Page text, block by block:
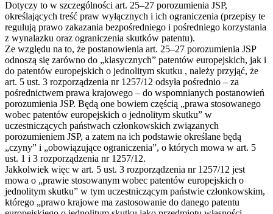
Dotyczy to w szczególności art. 25–27 porozumienia JSP,
określających treść praw wyłącznych i ich ograniczenia (przepisy te
regulują prawo zakazania bezpośredniego i pośredniego korzystania
z wynalazku oraz ograniczenia skutków patentu).
Ze względu na to, że postanowienia art. 25–27 porozumienia JSP
odnoszą się zarówno do „klasycznych” patentów europejskich, jak i
do patentów europejskich o jednolitym skutku , należy przyjąć, że
art. 5 ust. 3 rozporządzenia nr 1257/12 odsyła pośrednio – za
pośrednictwem prawa krajowego – do wspomnianych postanowień
porozumienia JSP. Będą one bowiem częścią „prawa stosowanego
wobec patentów europejskich o jednolitym skutku” w
uczestniczących państwach członkowskich związanych
porozumieniem JSP, a zatem na ich podstawie określane będą
„czyny” i „obowiązujące ograniczenia”, o których mowa w art. 5
ust. 1 i 3 rozporządzenia nr 1257/12.
Jakkolwiek więc w art. 5 ust. 3 rozporządzenia nr 1257/12 jest
mowa o „prawie stosowanym wobec patentów europejskich o
jednolitym skutku” w tym uczestniczącym państwie członkowskim,
którego „prawo krajowe ma zastosowanie do danego patentu